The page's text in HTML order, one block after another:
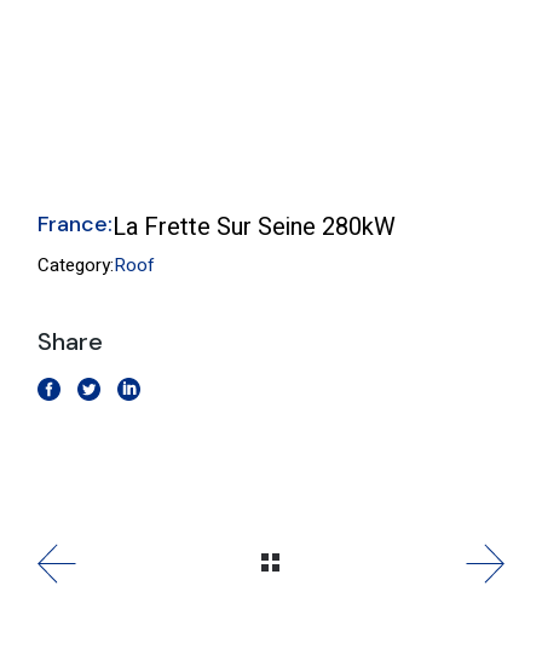
France:La Frette Sur Seine 280kW
Category:Roof
Share